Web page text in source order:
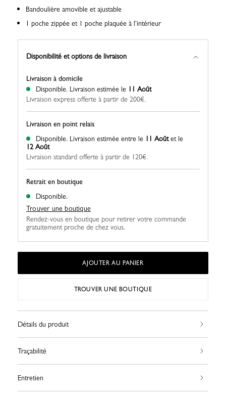
Bandoulière amovible et ajustable
1 poche zippée et 1 poche plaquée à l'intérieur
Disponibilité et options de livraison
Retrait en boutique
Disponible.
Trouver une boutique
Rendez-vous en boutique pour retirer votre commande
gratuitement proche de chez vous.
Livraison à domicile
Disponible. Livraison estimée le 11 Août
Livraison express offerte à partir de 200€.
Livraison en point relais
Disponible. Livraison estimée entre le 11 Aoûtet le
12 Août
Livraison standard offerte à partir de 120€.
AJOUTER AU PANIER
TROUVER UNE BOUTIQUE
Détails du produit
Traçabilité
Entretien